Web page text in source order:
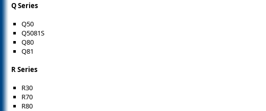
Q Series
Q50
Q5081S
Q80
Q81
R Series
R30
R70
R80